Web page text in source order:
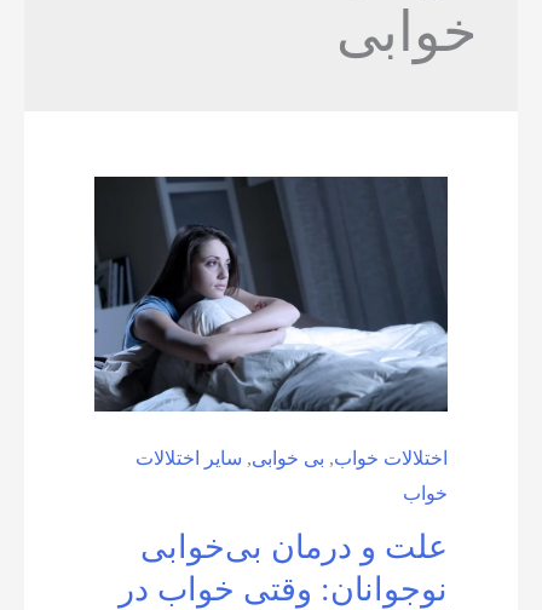
خوابی
اختلالات خواب, بی خوابی, سایر اختلالات
خواب
علت و درمان بی‌خوابی
نوجوانان: وقتی خواب در